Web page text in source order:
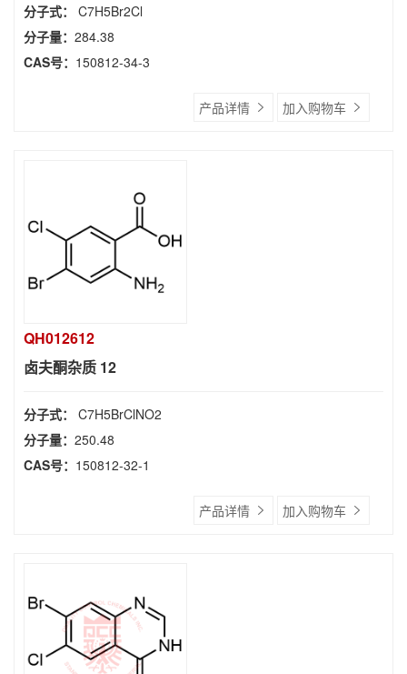
分子式： C7H5Br2Cl
分子量： 284.38
CAS号： 150812-34-3
产品详情 加入购物车
QH012612
卤夫酮杂质 12
分子式： C7H5BrClNO2
分子量： 250.48
CAS号： 150812-32-1
产品详情 加入购物车